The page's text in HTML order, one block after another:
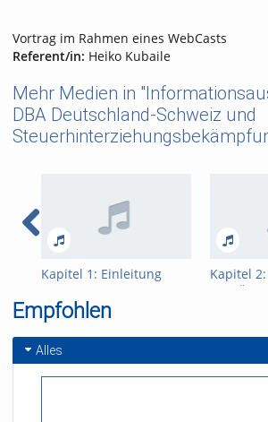
Vortrag im Rahmen eines WebCasts
Referent/in: Heiko Kubaile
Mehr Medien in
DBA Deutschland-Schweiz und
Kapitel 1: Einleitung
Kapitel
und
Empfohlen
Alles